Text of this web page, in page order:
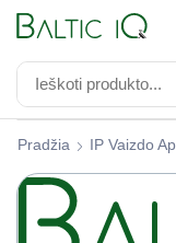
Pradžia IP Vaizdo